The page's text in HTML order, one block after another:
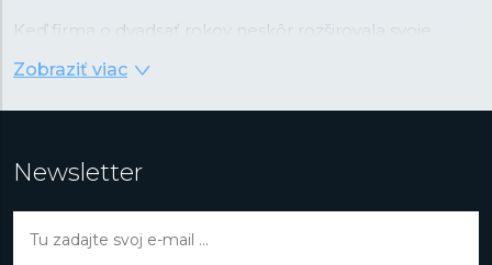
Keď firma o dvadsať rokov neskôr rozširovala svoje
tom čase prechádzali revolúciou v podobe nástupu
pokročilej technológie integrovaných obvodov vyvinutej
kalendárom, ktorý správne nastavoval dátum v kratších
Zobraziť viac
Newsletter